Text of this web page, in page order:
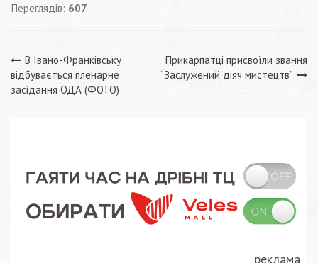
Переглядів: 607
Навігація
записів
В Івано-Франківську
відбувається пленарне
засідання ОДА (ФОТО)
Прикарпатці присвоїли звання
“Заслужений діяч мистецтв”